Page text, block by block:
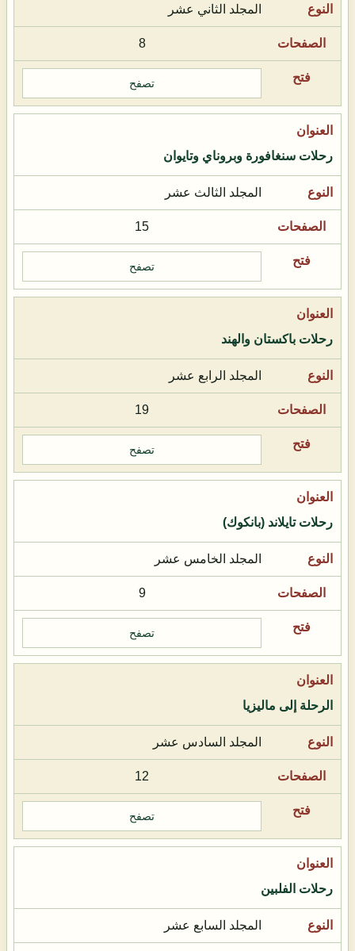
المجلد الثاني عشر
8
تصفح
رحلات سنغافورة وبروناي وتايوان
المجلد الثالث عشر
15
تصفح
رحلات باكستان والهند
المجلد الرابع عشر
19
تصفح
رحلات تايلاند (بانكوك)
المجلد الخامس عشر
9
تصفح
الرحلة إلى ماليزيا
المجلد السادس عشر
12
تصفح
رحلات الفلبين
المجلد السابع عشر